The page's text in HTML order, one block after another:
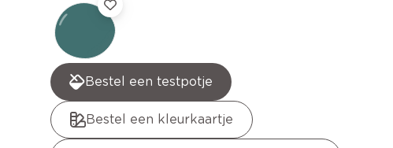
Bestel een testpotje
Bestel een kleurkaartje